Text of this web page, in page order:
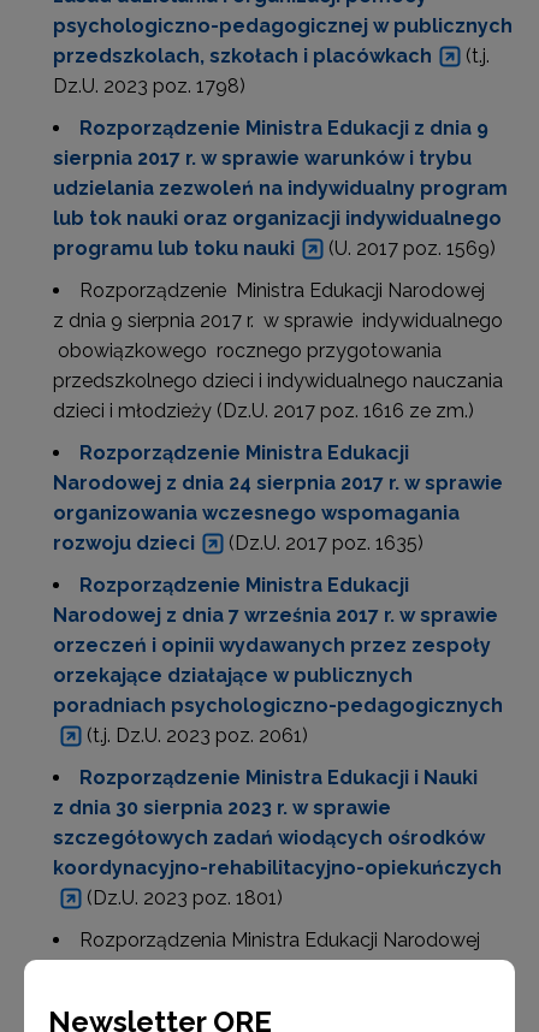
psychologiczno-pedagogicznej w publicznych
przedszkolach, szkołach i placówkach
(t.j.
Dz.U. 2023 poz. 1798)
Rozporządzenie Ministra Edukacji z dnia 9
sierpnia 2017 r. w sprawie warunków i trybu
udzielania zezwoleń na indywidualny program
lub tok nauki oraz organizacji indywidualnego
programu lub toku nauki
(U. 2017 poz. 1569)
Rozporządzenie Ministra Edukacji Narodowej
z dnia 9 sierpnia 2017 r. w sprawie indywidualnego
obowiązkowego rocznego przygotowania
przedszkolnego dzieci i indywidualnego nauczania
dzieci i młodzieży (Dz.U. 2017 poz. 1616 ze zm.)
Rozporządzenie Ministra Edukacji
Narodowej z dnia 24 sierpnia 2017 r. w sprawie
organizowania wczesnego wspomagania
rozwoju dzieci
(Dz.U. 2017 poz. 1635)
Rozporządzenie Ministra Edukacji
Narodowej z dnia 7 września 2017 r. w sprawie
orzeczeń i opinii wydawanych przez zespoły
orzekające działające w publicznych
poradniach psychologiczno-pedagogicznych
(t.j. Dz.U. 2023 poz. 2061)
Rozporządzenie Ministra Edukacji i Nauki
z dnia 30 sierpnia 2023 r. w sprawie
szczegółowych zadań wiodących ośrodków
koordynacyjno-rehabilitacyjno-opiekuńczych
(Dz.U. 2023 poz. 1801)
Rozporządzenia Ministra Edukacji Narodowej
z dnia 23 sierpnia 2017 r. w sprawie kształcenia osób
Newsletter ORE